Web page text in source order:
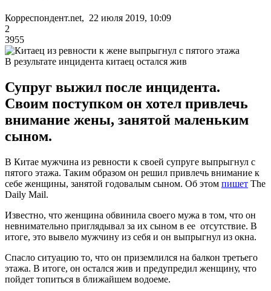
Корреспондент.net, 22 июля 2019, 10:09
2
3955
В результате инцидента китаец остался жив
Супруг выжил после инцидента.
Своим поступком он хотел привлечь
внимание жены, занятой маленьким
сыном.
В Китае мужчина из ревности к своей супруге выпрыгнул с
пятого этажа. Таким образом он решил привлечь внимание к
себе женщины, занятой годовалым сыном. Об этом пишет The
Daily Mail.
Известно, что женщина обвинила своего мужа в том, что он
невнимательно приглядывал за их сыном в ее отсутствие. В
итоге, это вывело мужчину из себя и он выпрыгнул из окна.
Спасло ситуацию то, что он приземлился на балкон третьего
этажа. В итоге, он остался жив и предупредил женщину, что
пойдет топиться в ближайшем водоеме.